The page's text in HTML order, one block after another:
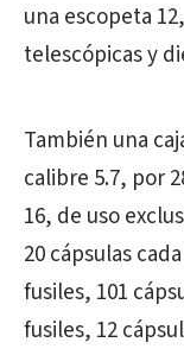
una escopeta
telescópicas y
También una
calibre 5.7, por
16, de uso
20 cápsulas
fusiles, 101
fusiles, 12